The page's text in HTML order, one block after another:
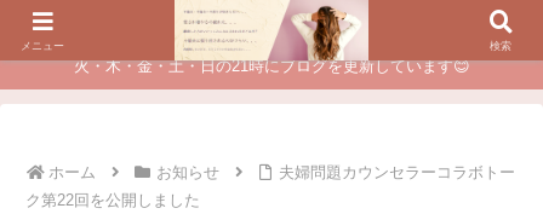
夫に不倫されたつらい経験が、あなたのチャンスに変わるカウンセリング
火・木・金・土・日の21時にブログを更新しています😊
ホーム お知らせ
夫婦問題カウンセラーコラボトー
ク第22回を公開しました
メニュー 検索